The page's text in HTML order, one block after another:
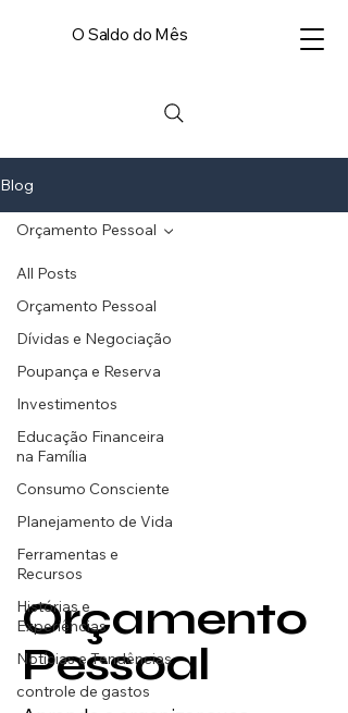
O Saldo do Mês
Blog
All Posts
Orçamento Pessoal
Dívidas e Negociação
Poupança e Reserva
Investimentos
Educação Financeira
na Família
Consumo Consciente
Planejamento de Vida
Ferramentas e
Recursos
Histórias e
Experiências
Notícias e Tendências
controle de gastos
Orçamento Pessoal
Orçamento
Pessoal